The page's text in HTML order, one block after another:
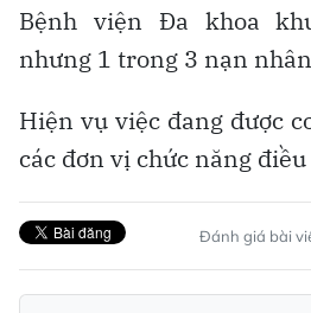
Bệnh viện Đa khoa
nhưng 1 trong 3 nạn
Hiện vụ việc đang được
các đơn vị chức năng
Đánh giá bài